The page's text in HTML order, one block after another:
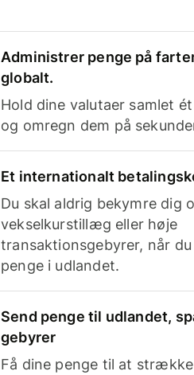
Administrer penge på
globalt.
Hold dine valutaer samlet
og omregn dem på
Et internationalt
Du skal aldrig bekymre dig
vekselkurstillæg eller høje
transaktionsgebyrer, når
penge i udlandet.
Send penge til udlandet,
gebyrer
Få dine penge til at strække